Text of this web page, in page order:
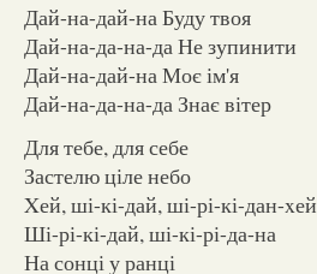
Дай-на-дай-на Буду твоя
Дай-на-да-на-да Не зупинити
Дай-на-дай-на Моє ім'я
Дай-на-да-на-да Знає вітер
Для тебе, для себе
Застелю ціле небо
Xей, ші-кі-дай, ші-рі-кі-дан-xей
Ші-рі-кі-дай, ші-кі-рі-да-на
На сонці у ранці